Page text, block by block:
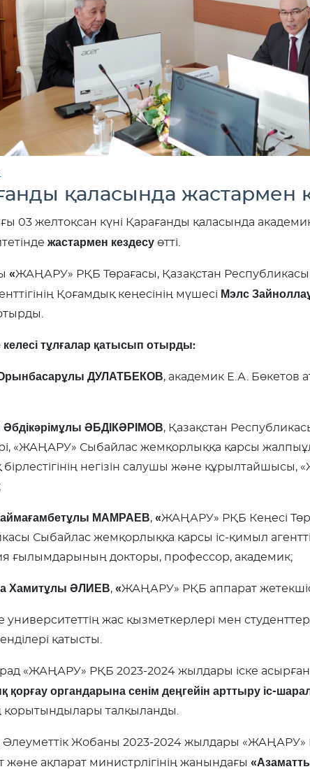
қаласында жастармен
03 желтоқсан күні Қарағанды қаласында
жастармен кездесу өтті.
«ЖАҢАРУ» РҚБ Төрағасы, Қазақстан
Қоғамдық кеңесінің мүшесі Мэлс
келесі тұлғалар қатысып отырды:
ДУЛАТБЕКОВ, академик Е.А. Бөкетов
ӘБДІКӘРІМОВ, Қазақстан
«ЖАҢАРУ» Сыбайлас жемқорлыққа қарсы
негізін салушы және құрылтайшысы,
МАМРАЕВ,«ЖАҢАРУ» РҚБ Кеңесі
Сыбайлас жемқорлыққа қарсы іс-қимыл
ғылымдарының докторы, профессор, академик;
Хамитұлы ӘЛИЕВ,«ЖАҢАРУ» РҚБ аппарат
университеттің жас қызметкерлері мен
қатысты.
«ЖАҢАРУ» РҚБ 2023-2024 жылдары іске
қорғау органдарына сенім деңгейін арттыру іс-
талқыланды.
Жобаны 2023-2024 жылдары «ЖАҢАРУ»
және ақпарат министрлігінің жанындағы